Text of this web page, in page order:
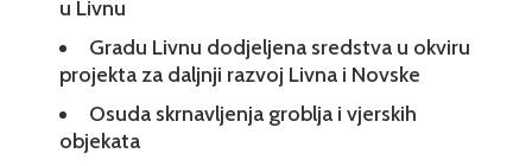
u Livnu
Gradu Livnu dodjeljena sredstva u okviru
projekta za daljnji razvoj Livna i Novske
Osuda skrnavljenja groblja i vjerskih
objekata